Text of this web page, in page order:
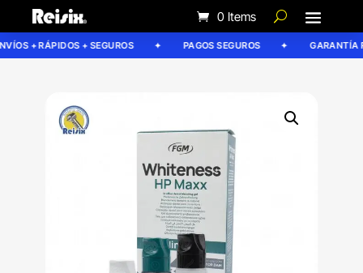
0 Items
+ RÁPIDOS + SEGUROS PAGOS SEGUROS GARANTÍA